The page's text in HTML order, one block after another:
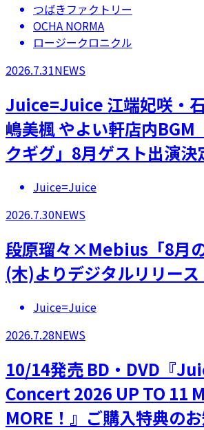
つばきファクトリー
OCHA NORMA
ロージークロニクル
2026.7.31NEWS
Juice=Juice 江端妃咲・
嶋美楓 やよい軒店内BGM
クギグ」8月ゲスト出演決
Juice=Juice
2026.7.30NEWS
段原瑠々×Mebius「8月
(木)よりデジタルリリース
Juice=Juice
2026.7.28NEWS
10/14発売 BD・DVD『
Concert 2026 UP TO 11
MORE！』ご購入特典の